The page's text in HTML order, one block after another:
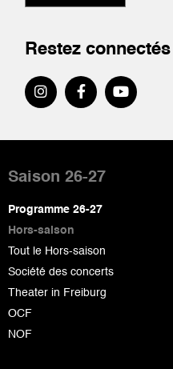
Restez connectés
de
page
Saison 26-27
Programme 26-27
Hors-saison
Tout le Hors-saison
Société des concerts
Theater in Freiburg
OCF
NOF